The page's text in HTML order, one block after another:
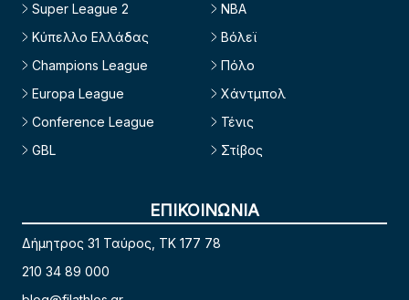
Super League 2
Κύπελλο Ελλάδας
Champions League
Europa League
Conference League
GBL
NBA
Βόλεϊ
Πόλο
Χάντμπολ
Τένις
Στίβος
ΕΠΙΚΟΙΝΩΝΙΑ
Δήμητρος 31 Ταύρος, TK 177 78
210 34 89 000